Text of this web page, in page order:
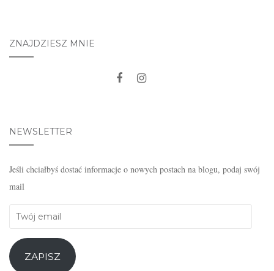
ZNAJDZIESZ MNIE
NEWSLETTER
Jeśli chciałbyś dostać informacje o nowych postach na blogu, podaj swój
mail
Twój
ZAPISZ